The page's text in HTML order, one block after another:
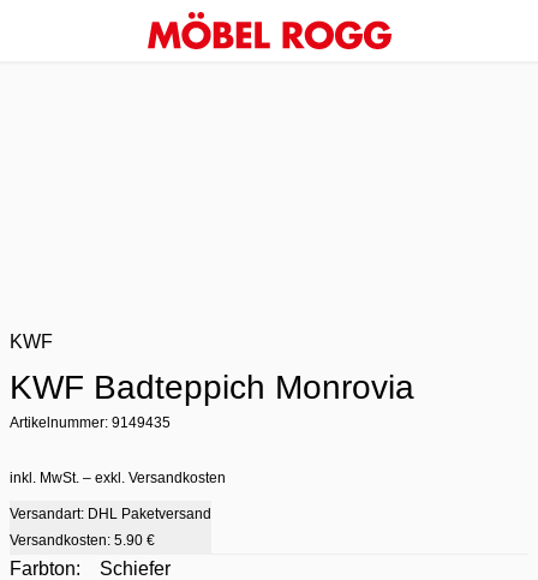
KWF
KWF Badteppich Monrovia
Artikelnummer: 9149435
inkl. MwSt. – exkl. Versandkosten
Versandart: DHL Paketversand
Versandkosten: 5.90 €
Farbton:
Schiefer